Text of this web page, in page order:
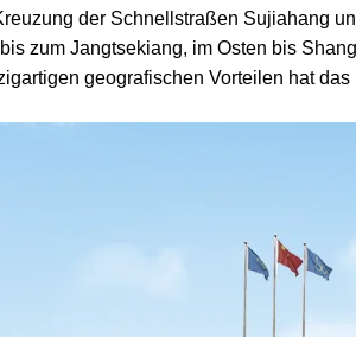
der Schnellstraßen Sujiahang
zum Jangtsekiang, im Osten bis
geografischen Vorteilen hat